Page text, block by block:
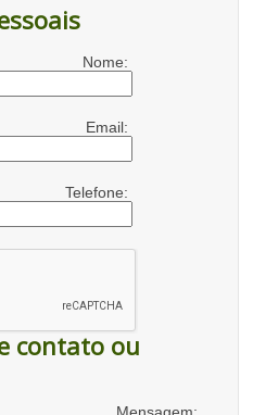
Nome:
Email:
Telefone:
contato ou